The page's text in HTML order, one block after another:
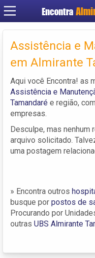
Encontra
Assistência e
em Almirante
Aqui você Encontra! as
Assistência e
Tamandaré e região,
empresas.
Desculpe, mas nenhum
arquivo solicitado.
uma postagem
» Encontra outros
busque por postos de
Procurando por
outras UBS Almirante